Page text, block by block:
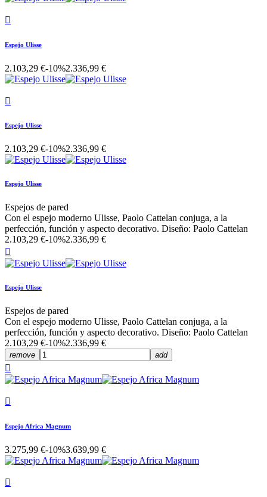

Espejo Ulisse
2.103,29 €-10%2.336,99 €

Espejo Ulisse
2.103,29 €-10%2.336,99 €
Espejo Ulisse
Espejos de pared
Con el espejo moderno Ulisse, Paolo Cattelan conjuga, a la
perfección, función y aspecto decorativo. Diseño: Paolo Cattelan
2.103,29 €-10%2.336,99 €

Espejo Ulisse
Espejos de pared
Con el espejo moderno Ulisse, Paolo Cattelan conjuga, a la
perfección, función y aspecto decorativo. Diseño: Paolo Cattelan
2.103,29 €-10%2.336,99 €
remove add


Espejo Africa Magnum
3.275,99 €-10%3.639,99 €
